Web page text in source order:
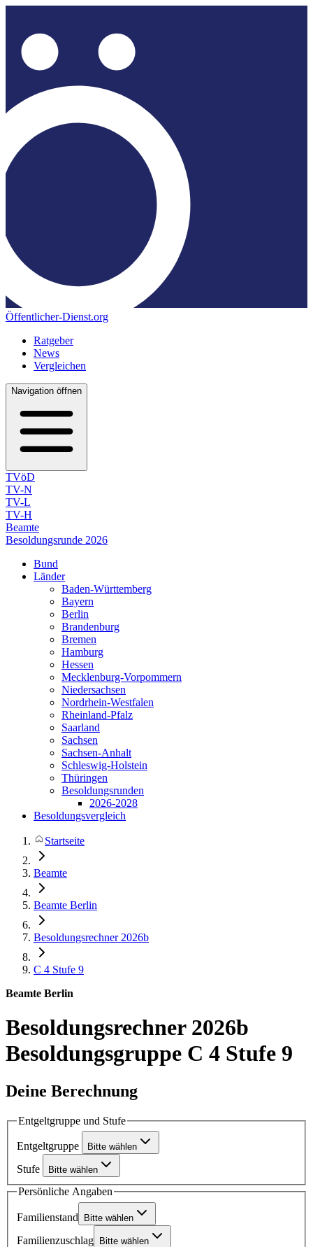
Öffentlicher-Dienst.org
Ratgeber
News
Vergleichen
Navigation öffnen
TVöD
TV-N
TV-L
TV-H
Beamte
Besoldungsrunde 2026
Bund
Länder
Baden-Württemberg
Bayern
Berlin
Brandenburg
Bremen
Hamburg
Hessen
Mecklenburg-Vorpommern
Niedersachsen
Nordrhein-Westfalen
Rheinland-Pfalz
Saarland
Sachsen
Sachsen-Anhalt
Schleswig-Holstein
Thüringen
Besoldungsrunden
2026-2028
Besoldungsvergleich
Startseite
Beamte
Beamte Berlin
Besoldungsrechner 2026b
C 4 Stufe 9
Beamte Berlin
Besoldungsrechner 2026b
Besoldungsgruppe C 4 Stufe 9
Deine Berechnung
Entgeltgruppe und Stufe
Entgeltgruppe Bitte wählen
Stufe Bitte wählen
Persönliche Angaben
Familienstand Bitte wählen
Familienzuschlag Bitte wählen